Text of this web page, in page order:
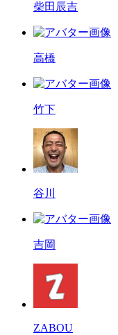
柴田辰吉
高橋
竹下
谷川
吉岡
ZABOU